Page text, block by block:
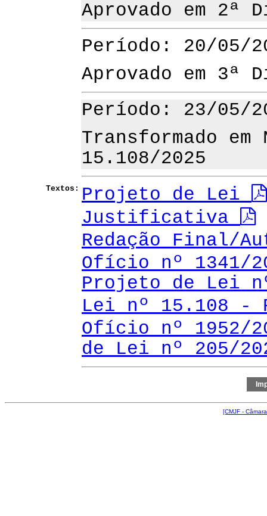
Aprovado em 2ª
Período: 20/05/
Aprovado em 3ª
Período: 23/05/
Transformado
15.108/2025
Textos: Projeto de Lei
Justificativa
Redação Final/
Ofício nº 1341/
Projeto de Lei
Lei nº 15.108 -
Ofício nº 1952/
de Lei nº 205/
[CMJF -